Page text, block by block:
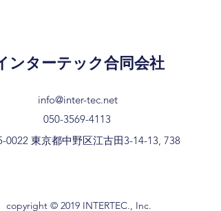
ンターテック合同会社
info@inter-tec.net
050-3569-4113
0022 東京都中野区江古田3-14-13, 738
copyright © 2019 INTERTEC., Inc.